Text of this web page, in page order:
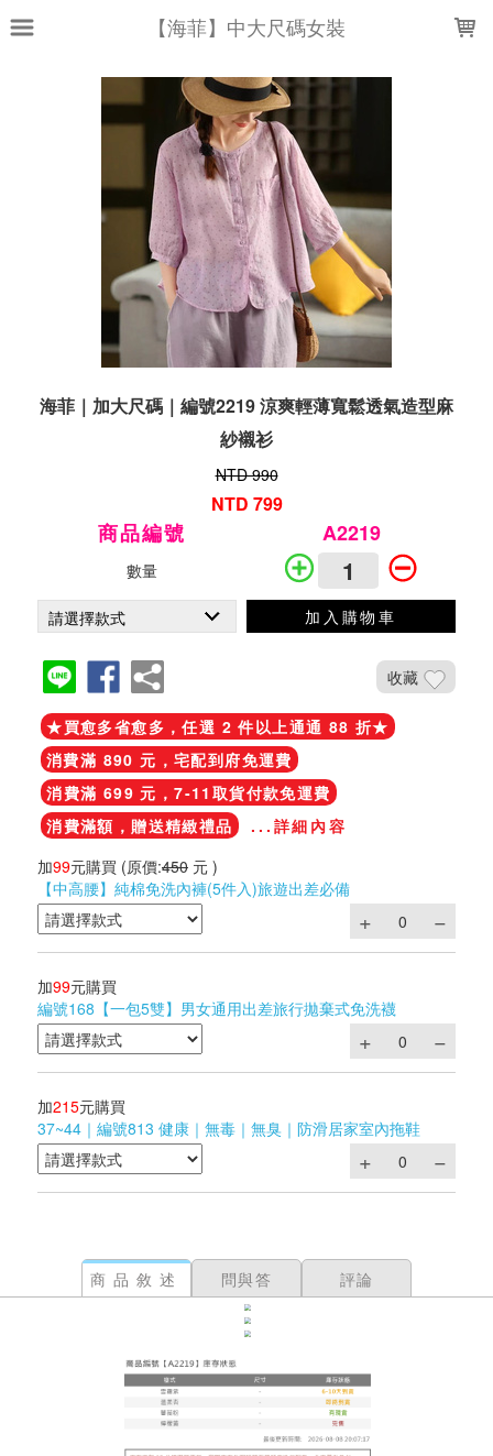
【海菲】中大尺碼女裝
海菲｜加大尺碼｜編號2219 涼爽輕薄寬鬆透氣造型麻
紗襯衫
NTD 990
NTD 799
商品編號 A2219
數量
加入購物車
收藏
★買愈多省愈多，任選 2 件以上通通 88 折★
消費滿 890 元，宅配到府免運費
消費滿 699 元，7-11取貨付款免運費
消費滿額，贈送精緻禮品
...詳細內容
加99元購買 (原價:450 元 )
【中高腰】純棉免洗內褲(5件入)旅遊出差必備
加99元購買
編號168【一包5雙】男女通用出差旅行拋棄式免洗襪
加215元購買
37~44｜編號813 健康｜無毒｜無臭｜防滑居家室內拖鞋
商品敘述 問與答 評論